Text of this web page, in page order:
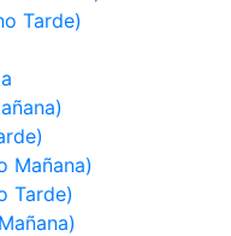
Tarde)
Mañana)
Tarde)